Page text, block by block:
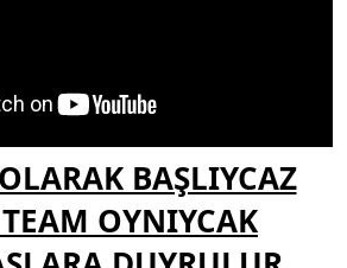
BAŞLIYCAZ
OYNIYCAK